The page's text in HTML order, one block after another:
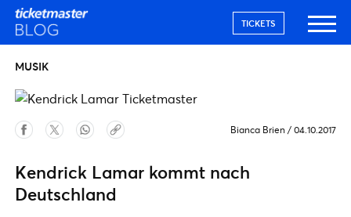
TICKETS
MUSIK
Bianca Brien / 04.10.2017
Kendrick Lamar kommt nach
Deutschland